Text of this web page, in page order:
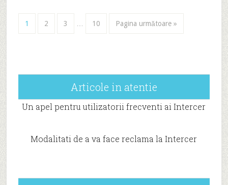
1 2 3 10 Pagina următoare »
Articole in atentie
Un apel pentru utilizatorii frecventi ai Intercer
Modalitati de a va face reclama la Intercer